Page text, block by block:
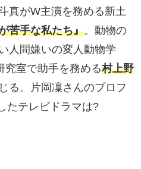
真がW主演を務める新土
苦手な私たち』。動物の
人間嫌いの変人動物学
究室で助手を務める村上野
る。片岡凜さんのプロフ
たテレビドラマは?